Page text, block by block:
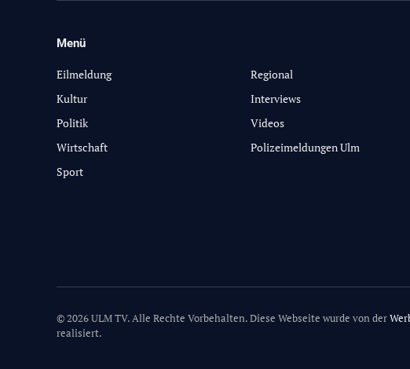
Menü
Eilmeldung
Kultur
Politik
Wirtschaft
Sport
Regional
Interviews
Videos
Polizeimeldungen Ulm
© 2026 ULM TV. Alle Rechte Vorbehalten. Diese Webseite wurde von der
realisiert.